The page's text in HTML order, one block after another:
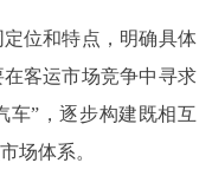
位和特点，明确具体
客运市场竞争中寻求
车”，逐步构建既相互
场体系。